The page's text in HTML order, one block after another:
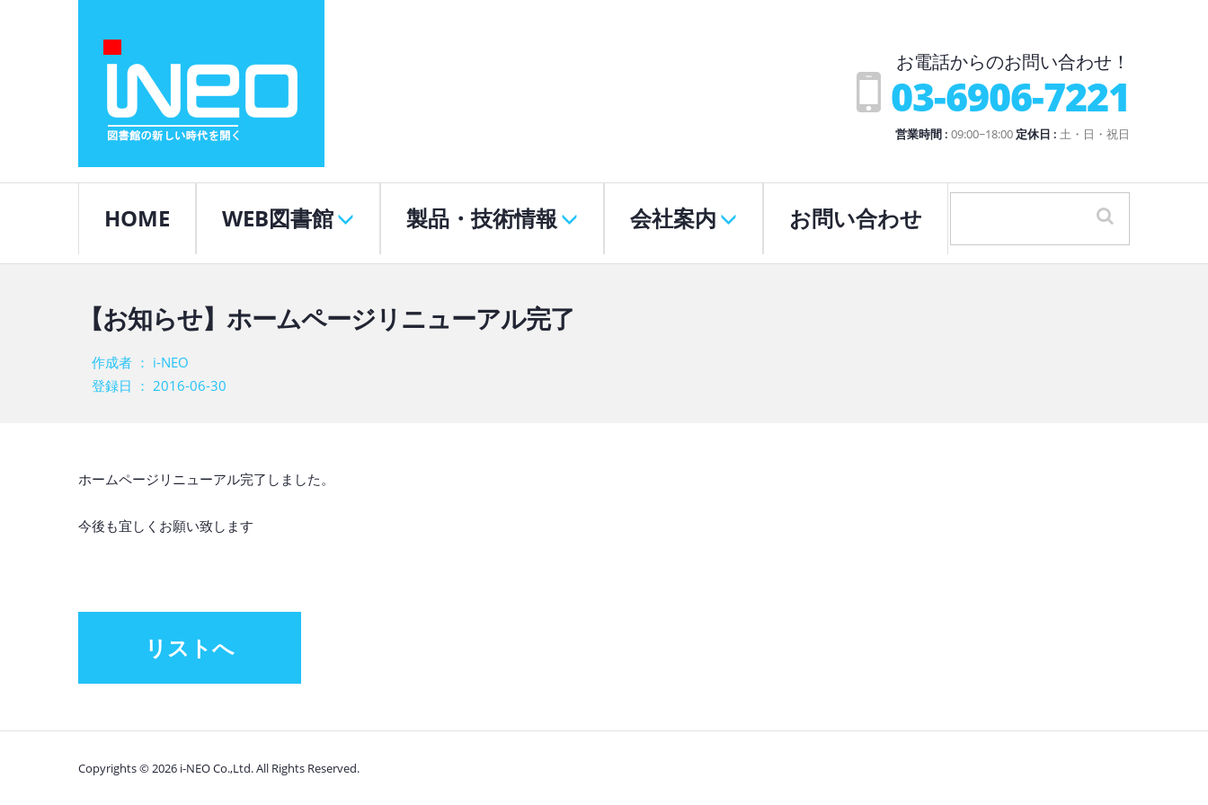
お電話からのお問い合わせ！
03-6906-7221
営業時間 : 09:00~18:00 定休日 : 土・日・祝日
HOME WEB図書館 製品・技術情報 会社案内 お問い合わせ
【お知らせ】ホームページリニューアル完了
作成者 ： i-NEO
登録日 ： 2016-06-30
ホームページリニューアル完了しました。
今後も宜しくお願い致します
リストへ
Copyrights ©2026 i-NEO Co.,Ltd. All Rights Reserved.